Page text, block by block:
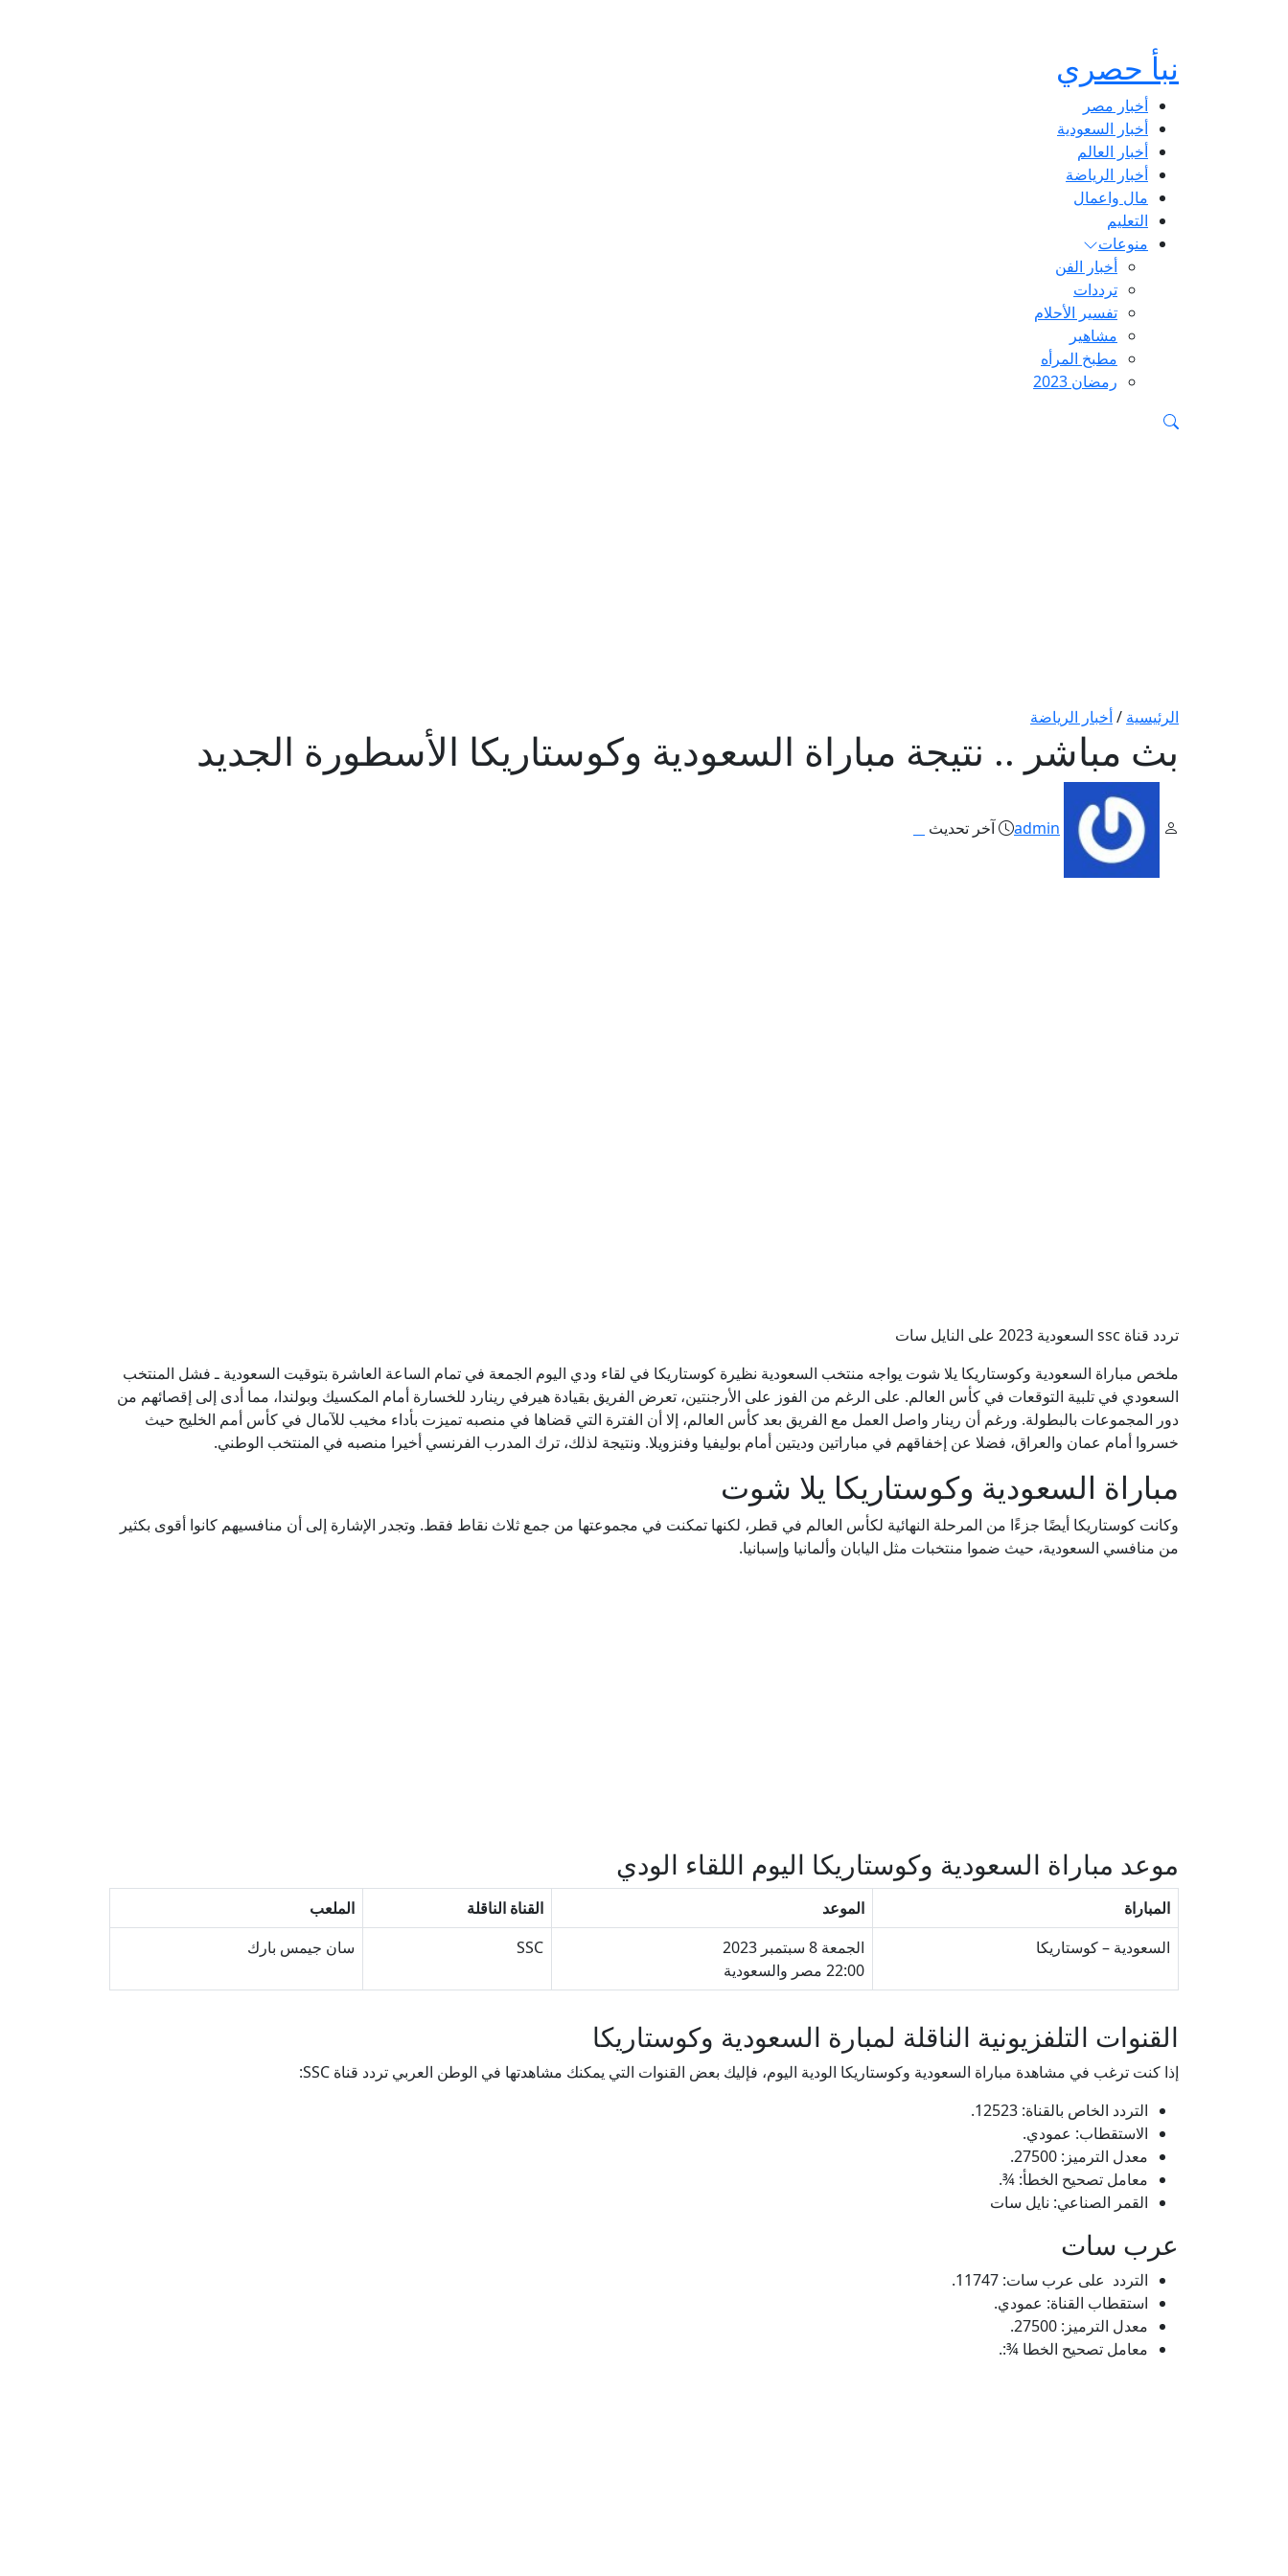
نبأ حصري
أخبار مصر
أخبار السعودية
أخبار العالم
أخبار الرياضة
مال واعمال
التعليم
منوعات
أخبار الفن
ترددات
تفسير الأحلام
مشاهير
مطبخ المرأه
رمضان 2023
الرئيسية /أخبار الرياضة
بث مباشر .. نتيجة مباراة السعودية وكوستاريكا الأسطورة الجديد
admin آخر تحديث
تردد قناة ssc السعودية 2023 على النايل سات
ملخص مباراة السعودية وكوستاريكا يلا شوت يواجه منتخب السعودية نظيرة كوستاريكا في لقاء ودي اليوم الجمعة في تمام الساعة العاشرة بتوقيت السعودية ـ فشل المنتخب
السعودي في تلبية التوقعات في كأس العالم. على الرغم من الفوز على الأرجنتين، تعرض الفريق بقيادة هيرفي رينارد للخسارة أمام المكسيك وبولندا، مما أدى إلى إقصائهم من
دور المجموعات بالبطولة. ورغم أن رينار واصل العمل مع الفريق بعد كأس العالم، إلا أن الفترة التي قضاها في منصبه تميزت بأداء مخيب للآمال في كأس أمم الخليج حيث
خسروا أمام عمان والعراق، فضلا عن إخفاقهم في مباراتين وديتين أمام بوليفيا وفنزويلا. ونتيجة لذلك، ترك المدرب الفرنسي أخيرا منصبه في المنتخب الوطني.
مباراة السعودية وكوستاريكا يلا شوت
وكانت كوستاريكا أيضًا جزءًا من المرحلة النهائية لكأس العالم في قطر، لكنها تمكنت في مجموعتها من جمع ثلاث نقاط فقط. وتجدر الإشارة إلى أن منافسيهم كانوا أقوى بكثير
من منافسي السعودية، حيث ضموا منتخبات مثل اليابان وألمانيا وإسبانيا.
موعد مباراة السعودية وكوستاريكا اليوم اللقاء الودي
المباراة الموعد القناة الناقلة
الملعب
السعودية – كوستاريكا
الجمعة 8 سبتمبر 2023
22:00 مصر والسعودية
SSC سان جيمس بارك
القنوات التلفزيونية الناقلة لمبارة السعودية وكوستاريكا
إذا كنت ترغب في مشاهدة مباراة السعودية وكوستاريكا الودية اليوم، فإليك بعض القنوات التي يمكنك مشاهدتها في الوطن العربي تردد قناة SSC:
التردد الخاص بالقناة: 12523.
الاستقطاب: عمودي.
معدل الترميز: 27500.
معامل تصحيح الخطأ: ¾.
القمر الصناعي: نايل سات
عرب سات
التردد على عرب سات: 11747.
استقطاب القناة: عمودي.
معدل الترميز: 27500.
معامل تصحيح الخطا ¾:.